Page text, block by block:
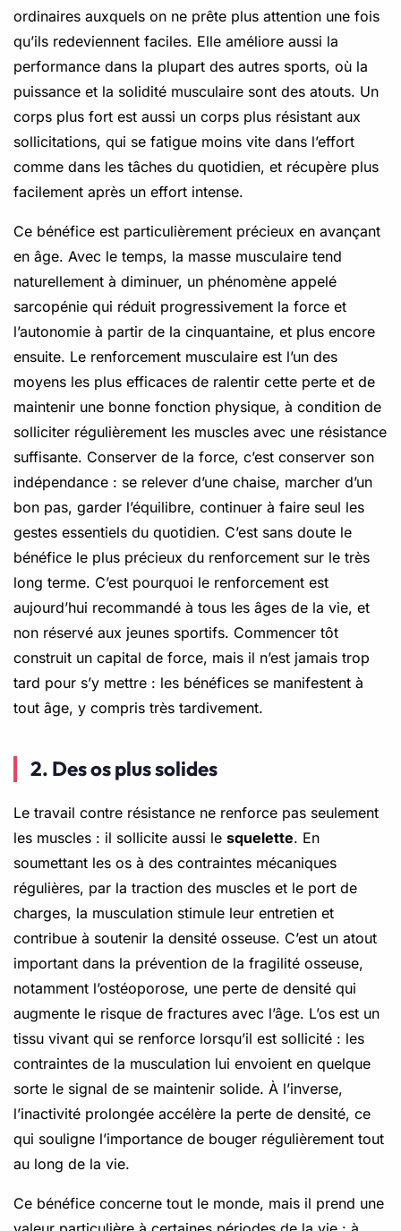
ordinaires auxquels on ne prête plus attention une fois
qu’ils redeviennent faciles. Elle améliore aussi la
performance dans la plupart des autres sports, où la
puissance et la solidité musculaire sont des atouts. Un
corps plus fort est aussi un corps plus résistant aux
sollicitations, qui se fatigue moins vite dans l’effort
comme dans les tâches du quotidien, et récupère plus
facilement après un effort intense.
Ce bénéfice est particulièrement précieux en avançant
en âge. Avec le temps, la masse musculaire tend
naturellement à diminuer, un phénomène appelé
sarcopénie qui réduit progressivement la force et
l’autonomie à partir de la cinquantaine, et plus encore
ensuite. Le renforcement musculaire est l’un des
moyens les plus efficaces de ralentir cette perte et de
maintenir une bonne fonction physique, à condition de
solliciter régulièrement les muscles avec une résistance
suffisante. Conserver de la force, c’est conserver son
indépendance : se relever d’une chaise, marcher d’un
bon pas, garder l’équilibre, continuer à faire seul les
gestes essentiels du quotidien. C’est sans doute le
bénéfice le plus précieux du renforcement sur le très
long terme. C’est pourquoi le renforcement est
aujourd’hui recommandé à tous les âges de la vie, et
non réservé aux jeunes sportifs. Commencer tôt
construit un capital de force, mais il n’est jamais trop
tard pour s’y mettre : les bénéfices se manifestent à
tout âge, y compris très tardivement.
2. Des os plus solides
Le travail contre résistance ne renforce pas seulement
les muscles : il sollicite aussi le squelette. En
soumettant les os à des contraintes mécaniques
régulières, par la traction des muscles et le port de
charges, la musculation stimule leur entretien et
contribue à soutenir la densité osseuse. C’est un atout
important dans la prévention de la fragilité osseuse,
notamment l’ostéoporose, une perte de densité qui
augmente le risque de fractures avec l’âge. L’os est un
tissu vivant qui se renforce lorsqu’il est sollicité : les
contraintes de la musculation lui envoient en quelque
sorte le signal de se maintenir solide. À l’inverse,
l’inactivité prolongée accélère la perte de densité, ce
qui souligne l’importance de bouger régulièrement tout
au long de la vie.
Ce bénéfice concerne tout le monde, mais il prend une